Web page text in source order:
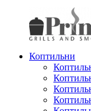
Коптильни